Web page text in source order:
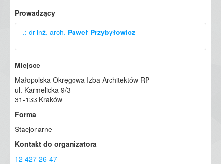
Prowadzący
.: dr inż. arch. Paweł Przybyłowicz
Architektury Politechniki Warszawskiej. Współzałożyciel i
zastępca kierownika międzywydziałowych studiów
podyplomowych „Interdyscyplinarny BIM” na
Politechnice Warszawskiej. Autor wielu publikacji i
wspomagania projektowania. Ekspert w zakresie
wdrożeń i szkoleń technologii BIM.
Miejsce
Małopolska Okręgowa Izba Architektów RP
ul. Karmelicka 9/3
31-133 Kraków
Forma
Stacjonarne
Kontakt do organizatora
12 427-26-47